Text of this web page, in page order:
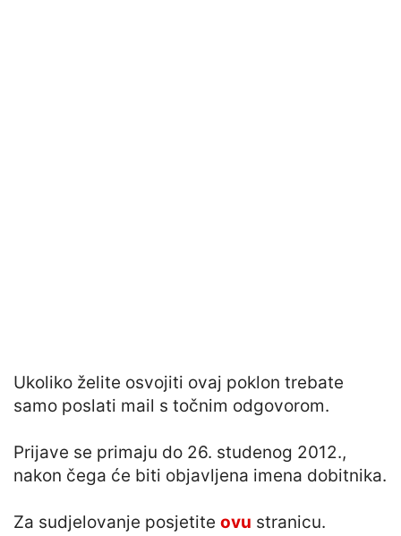
Ukoliko želite osvojiti ovaj poklon trebate
samo poslati mail s točnim odgovorom.
Prijave se primaju do 26. studenog 2012.,
nakon čega će biti objavljena imena dobitnika.
Za sudjelovanje posjetite ovu stranicu.